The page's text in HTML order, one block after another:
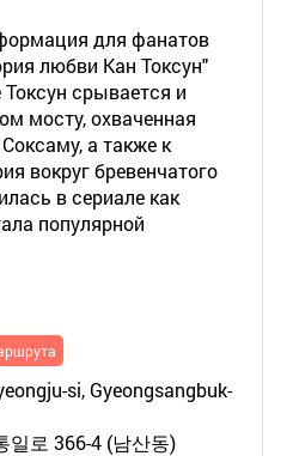
для фанатов
любви Кан Токсун"
срывается и
мосту, охваченная
а также к
вокруг бревенчатого
в сериале как
популярной
si, Gyeongsangbuk-
일로 366-4 (남산동)